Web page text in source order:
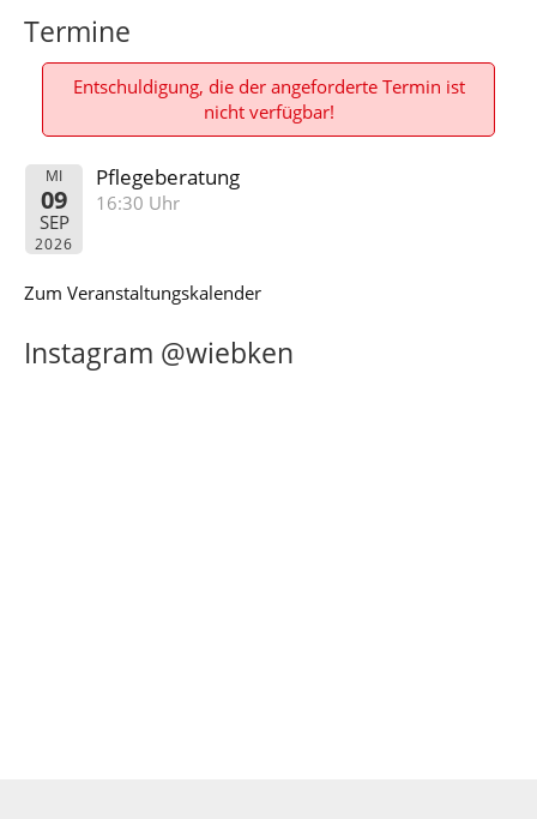
Termine
Entschuldigung, die der angeforderte Termin ist
nicht verfügbar!
MI
09
SEP
2026
Pflegeberatung
16:30 Uhr
Zum Veranstaltungskalender
Instagram @wiebken